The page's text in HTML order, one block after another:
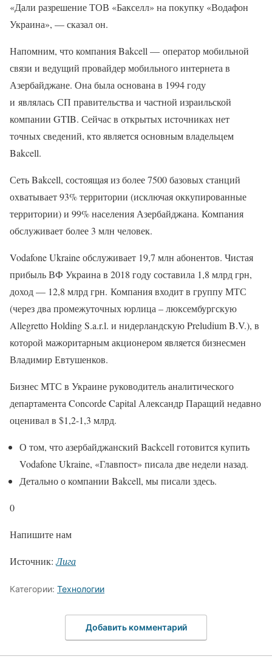
«Дали разрешение ТОВ «Бакселл» на покупку «Водафон
Украина», — сказал он.
Напомним, что компания Bakcell — оператор мобильной
связи и ведущий провайдер мобильного интернета в
Азербайджане. Она была основана в 1994 году
и являлась СП правительства и частной израильской
компании GTIB. Сейчас в открытых источниках нет
точных сведений, кто является основным владельцем
Bakcell.
Сеть Bakcell, состоящая из более 7500 базовых станций
охватывает 93% территории (исключая оккупированные
территории) и 99% населения Азербайджана. Компания
обслуживает более 3 млн человек.
Vodafone Ukraine обслуживает 19,7 млн абонентов. Чистая
прибыль ВФ Украина в 2018 году составила 1,8 млрд грн,
доход — 12,8 млрд грн. Компания входит в группу МТС
(через два промежуточных юрлица – люксембургскую
Allegretto Holding S.a.r.l. и нидерландскую Preludium B.V.), в
которой мажоритарным акционером является бизнесмен
Владимир Евтушенков.
Бизнес МТС в Украине руководитель аналитического
департамента Concorde Capital Александр Паращий недавно
оценивал в $1,2-1,3 млрд.
О том, что азербайджанский Backcell готовится купить
Vodafone Ukraine, «Главпост» писала две недели назад.
Детально о компании Bakcell, мы писали здесь.
0
Напишите нам
Источник:Лига
Категории: Технологии
Добавить комментарий